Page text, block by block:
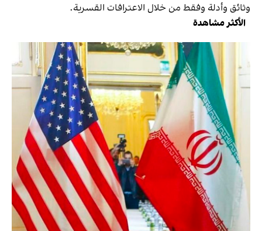
وثائق وأدلة وفقط من خلال الاعترافات القسرية.
الأكثر مشاهدة